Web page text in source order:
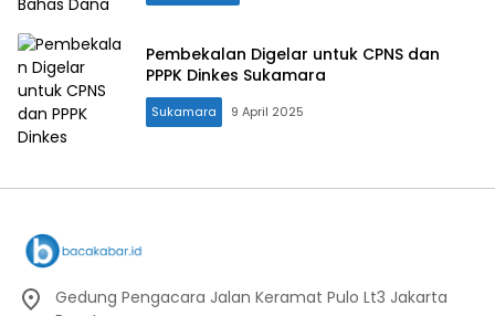
Pembekalan Digelar untuk CPNS dan
PPPK Dinkes Sukamara
Sukamara 9 April 2025
Gedung Pengacara Jalan Keramat Pulo Lt3 Jakarta